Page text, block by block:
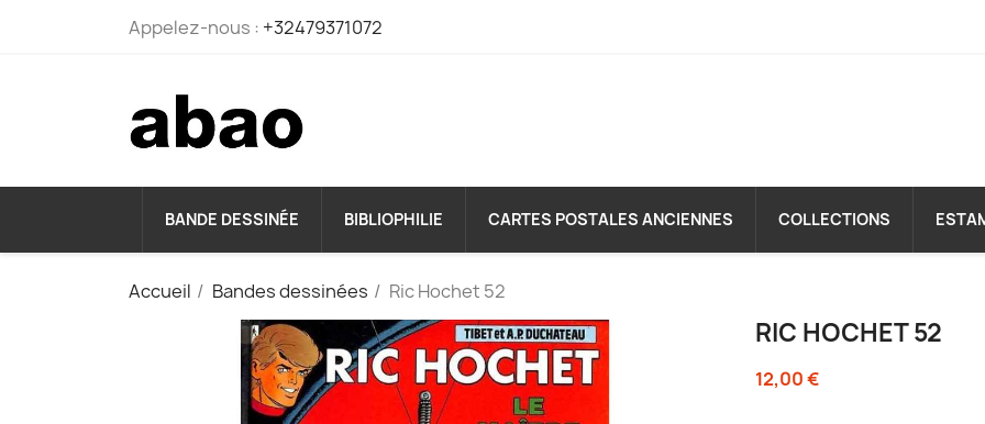
Appelez-nous : +32479371072
BANDE DESSINÉE BIBLIOPHILIE CARTES POSTALES ANCIENNES COLLECTIONS
Accueil Bandes dessinées Ric Hochet 52
RIC HOCHET 52
12,00 €